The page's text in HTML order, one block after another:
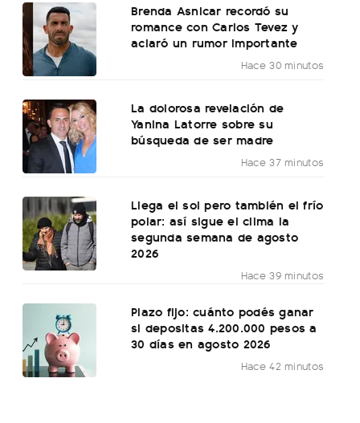
Brenda Asnicar recordó su
romance con Carlos Tevez y
aclaró un rumor importante
Hace 30 minutos
La dolorosa revelación de
Yanina Latorre sobre su
búsqueda de ser madre
Hace 37 minutos
Llega el sol pero también el frío
polar: así sigue el clima la
segunda semana de agosto
2026
Hace 39 minutos
Plazo fijo: cuánto podés ganar
si depositas 4.200.000 pesos a
30 días en agosto 2026
Hace 42 minutos